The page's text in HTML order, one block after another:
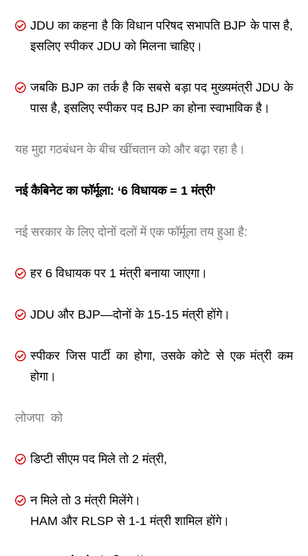
JDU का कहना है कि विधान परिषद सभापति BJP के पास है,
इसलिए स्पीकर JDU को मिलना चाहिए।
जबकि BJP का तर्क है कि सबसे बड़ा पद मुख्यमंत्री JDU के
पास है, इसलिए स्पीकर पद BJP का होना स्वाभाविक है।
यह मुद्दा गठबंधन के बीच खींचतान को और बढ़ा रहा है।
नई कैबिनेट का फॉर्मूला: ‘6 विधायक = 1 मंत्री’
नई सरकार के लिए दोनों दलों में एक फॉर्मूला तय हुआ है:
हर 6 विधायक पर 1 मंत्री बनाया जाएगा।
JDU और BJP—दोनों के 15-15 मंत्री होंगे।
स्पीकर जिस पार्टी का होगा, उसके कोटे से एक मंत्री कम
होगा।
लोजपा को
डिप्टी सीएम पद मिले तो 2 मंत्री,
न मिले तो 3 मंत्री मिलेंगे।
HAM और RLSP से 1-1 मंत्री शामिल होंगे।